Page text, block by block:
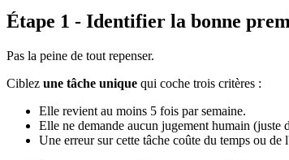
Étape 1 - Identifier la bonne
Pas la peine de tout repenser.
Ciblez une tâche unique qui coche trois critères :
Elle revient au moins 5 fois par semaine.
Elle ne demande aucun jugement humain (juste
Une erreur sur cette tâche coûte du temps ou de